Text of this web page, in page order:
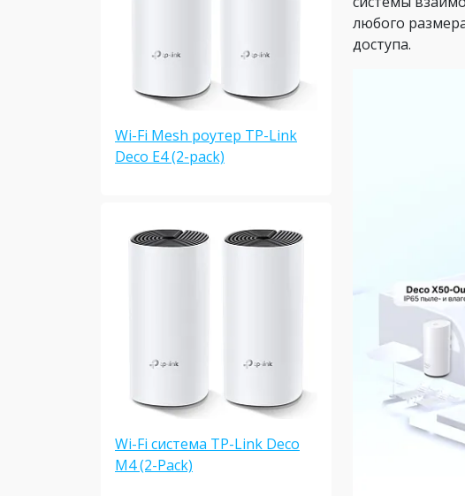
Wi-Fi Mesh роутер TP-Link
Deco E4 (2-pack)
Wi-Fi система TP-Link Deco
M4 (2-Pack)
любого
доступа.